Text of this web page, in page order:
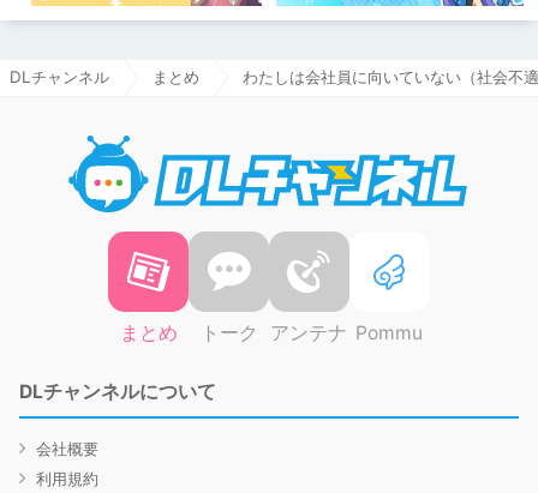
DLチャンネル まとめ わたしは会社員に向いていない（社会不
まとめ トーク アンテナ Pommu
DLチャンネルについて
会社概要
利用規約